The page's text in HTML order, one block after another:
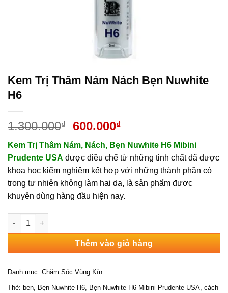
Kem Trị Thâm Nám Nách Bẹn Nuwhite
H6
1.300.000₫
Giá
gốc
là:
1.300.000₫.
600.000₫Giá
tại
là:
600.000₫.
Kem Trị Thâm Nám, Nách, Bẹn Nuwhite H6 Mibini
Prudente USA được điều chế từ những tinh chất đã được
khoa học kiểm nghiệm kết hợp với những thành phần có
trong tự nhiên không làm hại da, là sản phẩm được
khuyên dùng hàng đầu hiện nay.
Kem Trị Thâm Nám Nách Bẹn Nuwhite H6 số lượng
Thêm vào giỏ hàng
Danh mục: Chăm Sóc Vùng Kín
Thẻ: ben Bẹn Nuwhite H6 Bẹn Nuwhite H6 Mibini Prudente USA cách